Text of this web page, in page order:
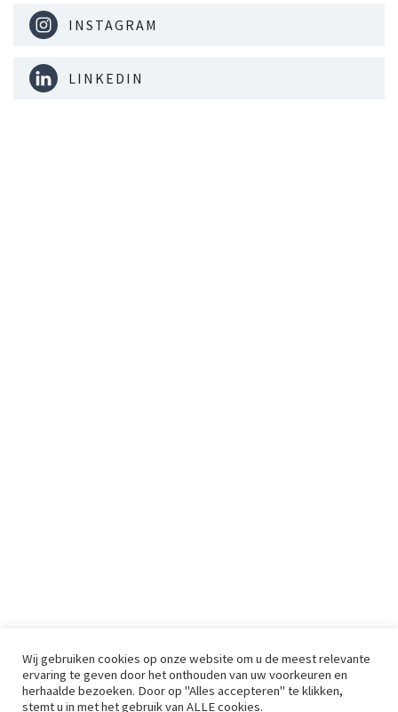
INSTAGRAM
LINKEDIN
Wij gebruiken cookies op onze website om u de meest relevante
ervaring te geven door het onthouden van uw voorkeuren en
herhaalde bezoeken. Door op "Alles accepteren" te klikken,
stemt u in met het gebruik van ALLE cookies.